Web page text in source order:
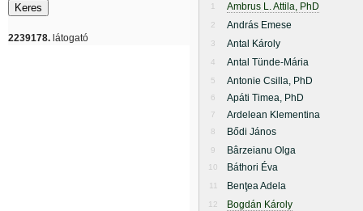
2239178. látogató
1 Ambrus L. Attila, PhD
2 András Emese
3 Antal Károly
4 Antal Tünde-Mária
5 Antonie Csilla, PhD
6 Apáti Timea, PhD
7 Ardelean Klementina
8 Bődi János
9 Bârzeianu Olga
10 Báthori Éva
11 Benţea Adela
12 Bogdán Károly